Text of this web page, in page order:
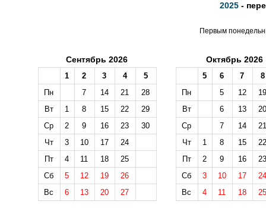
2025 -
Первым
Сентябрь 2026
1 2 3 4
5
Пн
7 14 21
28
Вт
1 8 15 22
29
Ср
2 9 16 23
30
Чт
3 10 17
24
Пт
4 11 18
25
Сб
5 12 19
26
Вс
6 13 20 27
Октябрь 2026
5 6 7
8
Пн
5 12
Вт
6 13
Ср
7 14
Чт
1 8 15
Пт
2 9 16
Сб
3 10 17
Вс
4 11 18